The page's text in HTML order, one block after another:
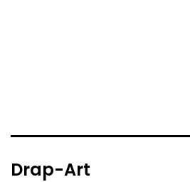
Drap-Art